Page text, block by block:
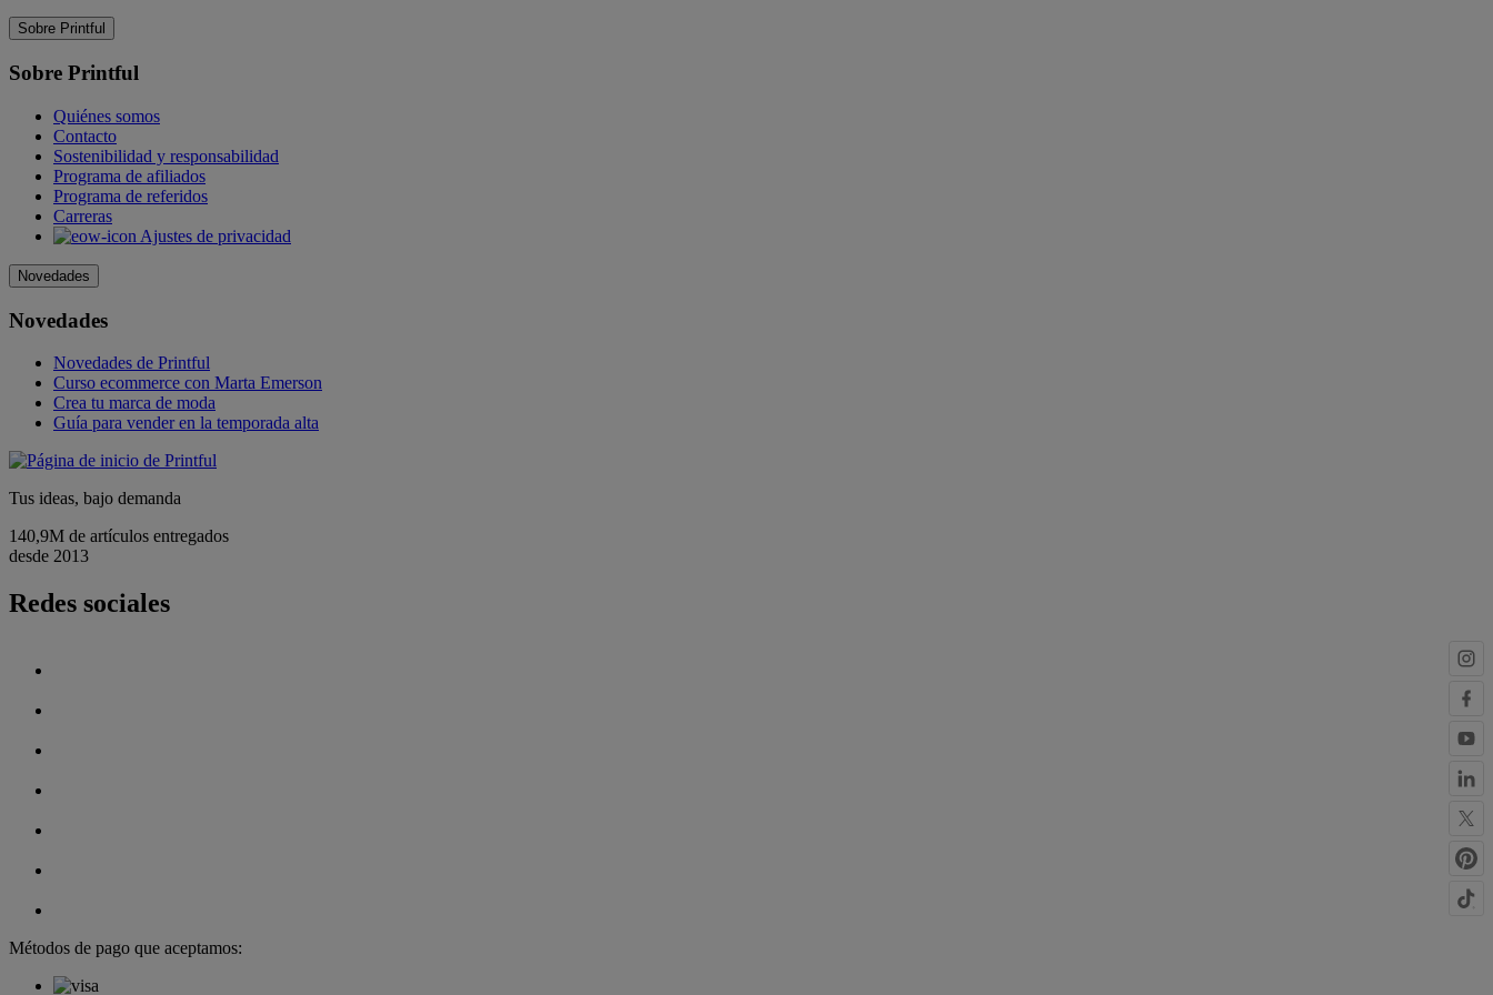
Sobre Printful
Sobre Printful
Quiénes somos
Contacto
Sostenibilidad y responsabilidad
Programa de afiliados
Programa de referidos
Carreras
Ajustes de privacidad
Novedades
Novedades
Novedades de Printful
Curso ecommerce con Marta Emerson
Crea tu marca de moda
Guía para vender en la temporada alta
Tus ideas, bajo demanda
140,9M de artículos entregados
desde 2013
Redes sociales
Métodos de pago que aceptamos: